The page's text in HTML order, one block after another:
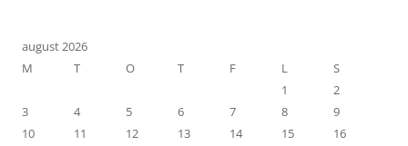
august 2026
M
T O T F L
S
1
2
3
4 5 6 7 8
9
10
11 12 13 14 15
16